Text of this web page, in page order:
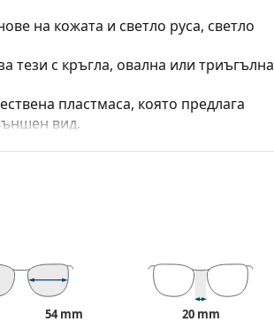
на кожата и светло руса, светло
тези с кръгла, овална или триъгълна
пластмаса, която предлага
вид.
влияят на контраста или да
от горе надолу, като долната
част позволява филтриране на
част осигурява достатъчна
54 mm 20 mm